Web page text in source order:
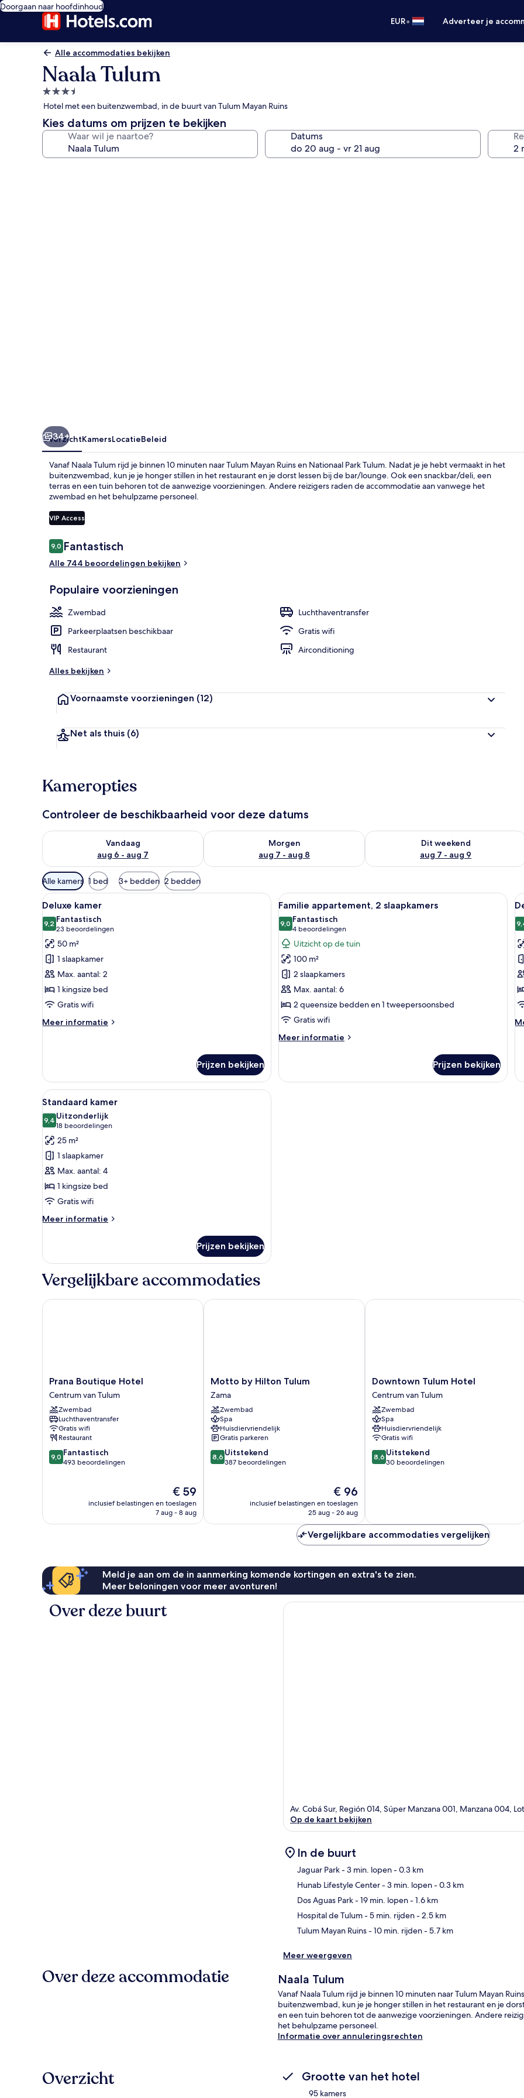
Doorgaan naar hoofdinhoud
EUR• Adverteer je
Alle accommodaties bekijken
Naala Tulum
3.5-
sterrenaccommodatie
Hotel met een buitenzwembad, in de buurt van Tulum Mayan Ruins
Kies datums om prijzen te bekijken
Waar wil je naartoe? Datums
34+
OverzichtKamersLocatieBeleid
Vanaf Naala Tulum rijd je binnen 10 minuten naar Tulum Mayan Ruins en Nationaal Park Tulum. Nadat je je hebt vermaakt in het
buitenzwembad, kun je je honger stillen in het restaurant en je dorst lessen bij de bar/lounge. Ook een snackbar/deli, een
terras en een tuin behoren tot de aanwezige voorzieningen. Andere reizigers raden de accommodatie aan vanwege het
zwembad en het behulpzame personeel.
VIP Access
Beoordelingen
9,09,0 op 10 –
Fantastisch
Alle 744 beoordelingen bekijken
Populaire voorzieningen
Zwembad
Luchthaventransfer
Parkeerplaatsen beschikbaar
Gratis wifi
Restaurant
Airconditioning
Alles bekijken
Voornaamste voorzieningen (12)
Net als thuis (6)
Kameropties
Controleer de beschikbaarheid voor deze datums
Vandaag
aug 6 - aug 7
De beschikbaarheid controleren voor vanavond aug 6 - aug 7
Morgen
aug 7 - aug 8
De beschikbaarheid controleren voor morgen aug 7 - aug 8
Dit weekend
aug 7 - aug 9
De beschikbaarheid controleren voor
Beschikbare
filters
voor
kamers
Alle kamers 1 bed 3+ bedden 2 bedden
Alle
foto's
voor
Deluxe
kamer
laden
Een moderne hotelkamer met een groot bed, een bureau, een stoel, een televisie, een balkon met uitzicht
7
Deluxe kamer
9,29,2 van 10
Fantastisch
23 beoordelingen
(23
beoordelingen)
50 m²
1 slaapkamer
Max. aantal: 2
1 kingsize bed
Gratis wifi
Meer informatie
Meer
Prijzen bekijken
Alle
foto's
voor
Familie
appartement,
2
slaapkamers
laden
Een hotelkamer met een groot bed,
8
Familie appartement, 2 slaapkamers
9,09,0 van 10
Fantastisch
4 beoordelingen
(4
beoordelingen)
Uitzicht op de tuin
100 m²
2 slaapkamers
Max. aantal: 6
2 queensize bedden en 1 tweepersoonsbed
Gratis wifi
Meer informatie
Meer
appartement,
Prijzen bekijken
Alle
foto's
voor
Standaard
kamer
laden
Een moderne hotelkamer met een groot bed, een bureau, een stoel, een televisie, een balkon met uitzicht
7
Standaard kamer
9,49,4 van 10
Uitzonderlijk
18 beoordelingen
(18
beoordelingen)
25 m²
1 slaapkamer
Max. aantal: 4
1 kingsize bed
Gratis wifi
Meer informatie
Meer
kamer
Prijzen bekijken
Vergelijkbare accommodaties
Prana
Boutique
Hotel
Centrum
van
Tulum
Prana Boutique Hotel
Centrum van Tulum
Zwembad
Luchthaventransfer
Gratis wifi
Restaurant
9.0
van
beoordelingen
9,0 Fantastisch
493 beoordelingen
De
prijs
is
€ 59
inclusief belastingen en toeslagen
7 aug - 8 aug
Prana Boutique Hotel
Motto
by
Hilton
Tulum
Zama
Motto by Hilton Tulum
Zama
Zwembad
Spa
Huisdiervriendelijk
Gratis parkeren
8.6
van
beoordelingen
8,6 Uitstekend
387 beoordelingen
De
prijs
is
€ 96
inclusief belastingen en toeslagen
25 aug - 26 aug
Motto by Hilton Tulum
Downtown
Tulum
Hotel
Centrum
van
Tulum
Downtown Tulum Hotel
Centrum van Tulum
Zwembad
Spa
Huisdiervriendelijk
Gratis wifi
8.6
van
8,6 Uitstekend
30 beoordelingen
Downtown Tulum Hotel
Vergelijkbare accommodaties vergelijken
Meld je aan om de in aanmerking komende kortingen en extra's te zien.
Meer beloningen voor meer avonturen!
Over deze buurt
Av. Cobá Sur, Región 014, Súper Manzana 001, Manzana 004,
Op de kaart bekijken
In de buurt
Jaguar Park- 3 min. lopen- 0.3 km
Hunab Lifestyle Center- 3 min. lopen- 0.3 km
Dos Aguas Park- 19 min. lopen- 1.6 km
Hospital de Tulum- 5 min. rijden- 2.5 km
Tulum Mayan Ruins- 10 min. rijden- 5.7 km
Meer weergeven
Over deze accommodatie Naala Tulum
Vanaf Naala Tulum rijd je binnen 10 minuten naar Tulum Mayan
buitenzwembad, kun je je honger stillen in het restaurant en je
en een tuin behoren tot de aanwezige voorzieningen. Andere
het behulpzame personeel.
Informatie over annuleringsrechten
Overzicht Grootte van het hotel
95 kamers